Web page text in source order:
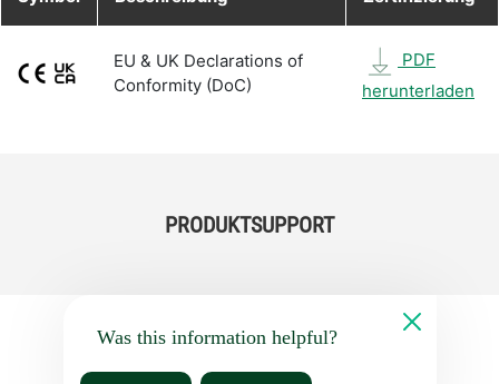
EU & UK Declarations of
Conformity (DoC)
PDF
herunterladen
PRODUKTSUPPORT
Was this information helpful?